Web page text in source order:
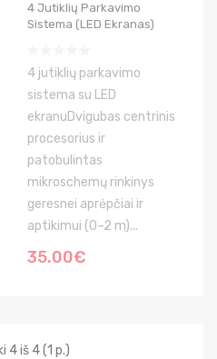
4 Jutiklių Parkavimo
Sistema (LED Ekranas)
4 jutiklių parkavimo
sistema su LED
ekranuDvigubas centrinis
procesorius ir
patobulintas
mikroschemų rinkinys
geresnei aprėpčiai ir
aptikimui (0–2 m)...
35.00€
4 iš 4 (1 p.)